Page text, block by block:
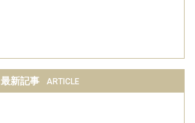
最新記事 ARTICLE